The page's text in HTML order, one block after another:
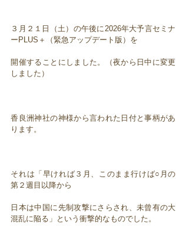
３月２１日（土）の午後に2026年大予言セミナ
ーPLUS＋（緊急アップデート版）を
開催することにしました。（夜から日中に変更
しました）
香良洲神社の神様から言われた日付と事柄があ
ります。
それは「早ければ３月、このまま行けば○月の
第２週目以降から
日本は中国に先制攻撃にさらされ、未曾有の大
混乱に陥る」という衝撃的なものでした。